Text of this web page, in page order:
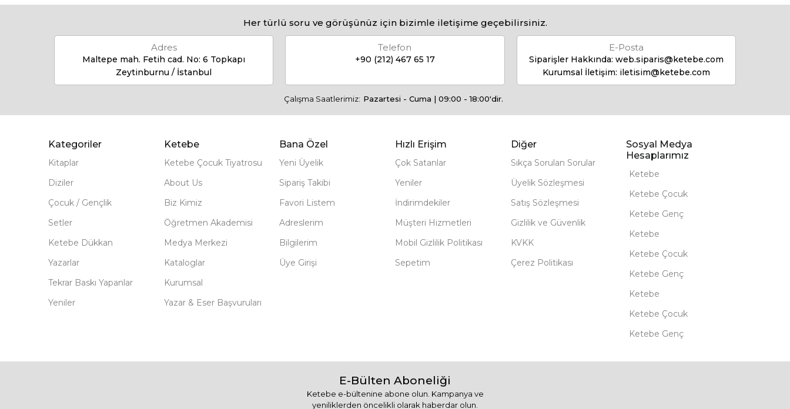
Her türlü soru ve görüşünüz için bizimle iletişime geçebilirsiniz.
Adres
Maltepe mah. Fetih cad. No: 6 Topkapı
Zeytinburnu / İstanbul
Telefon
+90 (212) 467 65 17
E-Posta
Siparişler Hakkında: web.siparis@ketebe.com
Kurumsal İletişim: iletisim@ketebe.com
Çalışma Saatlerimiz: Pazartesi - Cuma | 09:00 - 18:00'dir.
Kategoriler
Kitaplar
Diziler
Çocuk / Gençlik
Setler
Ketebe Dükkan
Yazarlar
Tekrar Baskı Yapanlar
Yeniler
Ketebe
Ketebe Çocuk Tiyatrosu
About Us
Biz Kimiz
Öğretmen Akademisi
Medya Merkezi
Kataloglar
Kurumsal
Yazar & Eser Başvuruları
Bana Özel
Yeni Üyelik
Sipariş Takibi
Favori Listem
Adreslerim
Bilgilerim
Üye Girişi
Hızlı Erişim
Çok Satanlar
Yeniler
İndirimdekiler
Müşteri Hizmetleri
Mobil Gizlilik Politikası
Sepetim
Diğer
Sıkça Sorulan Sorular
Üyelik Sözleşmesi
Satış Sözleşmesi
Gizlilik ve Güvenlik
KVKK
Çerez Politikası
Sosyal Medya
Hesaplarımız
Ketebe
Ketebe Çocuk
Ketebe Genç
Ketebe
Ketebe Çocuk
Ketebe Genç
Ketebe
Ketebe Çocuk
Ketebe Genç
E-Bülten Aboneliği
Ketebe e-bültenine abone olun. Kampanya ve
yeniliklerden öncelikli olarak haberdar olun.